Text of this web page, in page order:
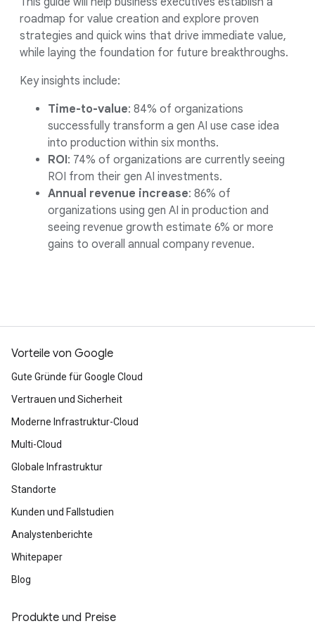
roadmap for value creation and explore proven
strategies and quick wins that drive immediate value,
while laying the foundation for future breakthroughs.
Key insights include:
Time-to-value: 84% of organizations
successfully transform a gen AI use case idea
into production within six months.
ROI: 74% of organizations are currently seeing
ROI from their gen AI investments.
Annual revenue increase: 86% of
organizations using gen AI in production and
seeing revenue growth estimate 6% or more
gains to overall annual company revenue.
Vorteile von Google
Gute Gründe für Google Cloud
Vertrauen und Sicherheit
Moderne Infrastruktur-Cloud
Multi-Cloud
Globale Infrastruktur
Standorte
Kunden und Fallstudien
Analystenberichte
Whitepaper
Blog
Produkte und Preise